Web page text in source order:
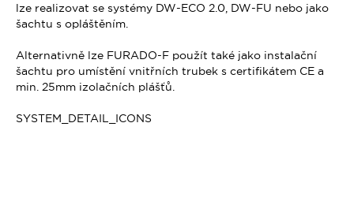
lze realizovat se systémy DW-ECO 2.0, DW-FU nebo jako
šachtu s opláštěním.
Alternativně lze FURADO-F použít také jako instalační
šachtu pro umístění vnitřních trubek s certifikátem CE a
min. 25mm izolačních plášťů.
SYSTEM_DETAIL_ICONS